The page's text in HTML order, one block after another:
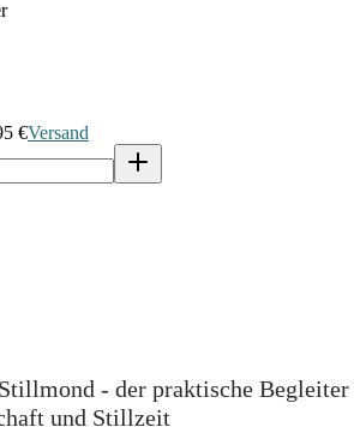
€Versand
- der praktische Begleiter
und Stillzeit